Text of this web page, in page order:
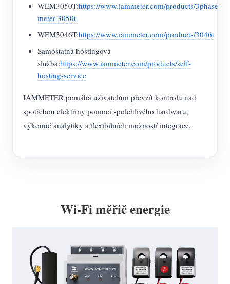
WEM3050T:https://www.iammeter.com/products/3phase-
meter-3050t
WEM3046T:https://www.iammeter.com/products/3046t
Samostatná hostingová
služba:https://www.iammeter.com/products/self-
hosting-service
IAMMETER pomáhá uživatelům převzít kontrolu nad
spotřebou elektřiny pomocí spolehlivého hardwaru,
výkonné analytiky a flexibilních možností integrace.
Wi-Fi měřič energie